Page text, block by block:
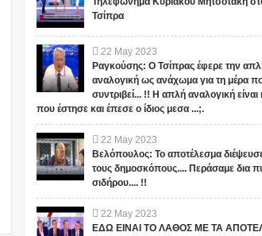
Τσίπρα
22 May 2023
Ραγκούσης: Ο Τσίπρας έφερε την
αναλογική ως ανάχωμα για τη μέρα
συντριβεί... !! Η απλή αναλογική
που έστησε και έπεσε ο ίδιος μεσα ...;.
22 May 2023
Βελόπουλος: Το αποτέλεσμα
τους δημοσκόπους.... Περάσαμε δια
σιδήρου.... !!
22 May 2023
ΕΔΩ ΕΙΝΑΙ ΤΟ ΛΑΘΟΣ ΜΕ ΤΑ